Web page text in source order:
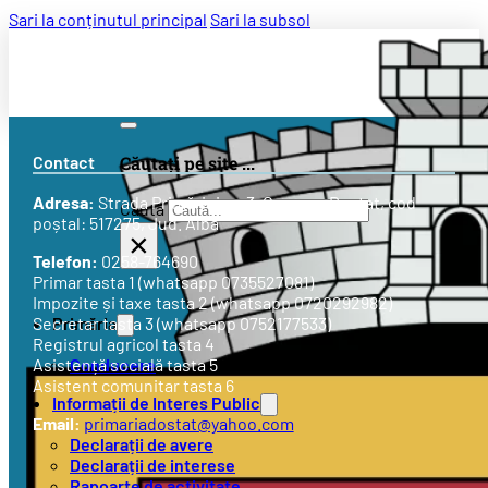
Sari la conținutul principal Sari la subsol
Căutați pe site ...
Caută
×
Primăria
Conducere
Informații de Interes Public
Declarații de avere
Declarații de interese
Contact
Adresa: StradaPrimăriei nr. 3, Comuna Doștat, cod
poștal: 517275, Jud. Alba
Telefon: 0258-764690
Primar tasta 1 (whatsapp 0735527081)
Impozite și taxe tasta 2 (whatsapp 0720292982)
Secretar tasta 3 (whatsapp 0752177533)
Registrul agricol tasta 4
Asistență socială tasta 5
Asistent comunitar tasta 6
Email: primariadostat@yahoo.com